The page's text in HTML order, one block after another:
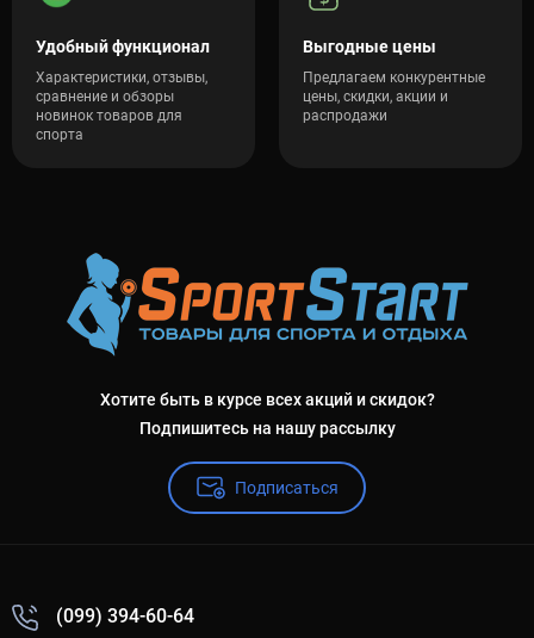
Удобный функционал
Характеристики, отзывы,
сравнение и обзоры
новинок товаров для
спорта
Выгодные цены
Предлагаем конкурентные
цены, скидки, акции и
распродажи
Хотите быть в курсе всех акций и скидок?
Подпишитесь на нашу рассылку
Подписаться
(099) 394-60-64